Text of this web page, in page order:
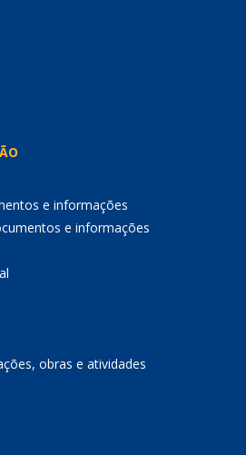
e informações
e informações
obras e atividades